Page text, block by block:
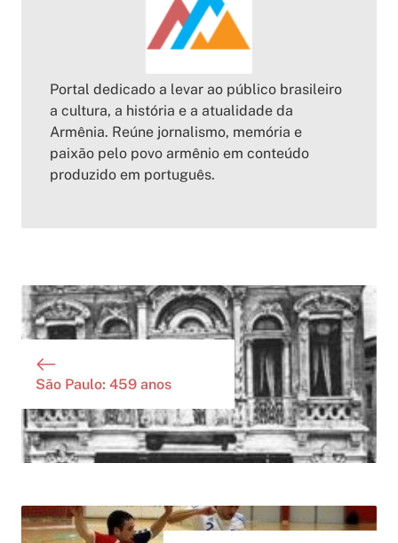
Portal dedicado a levar ao público brasileiro
a cultura, a história e a atualidade da
Armênia. Reúne jornalismo, memória e
paixão pelo povo armênio em conteúdo
produzido em português.
São Paulo: 459 anos